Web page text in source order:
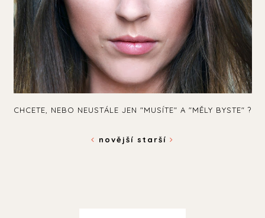
CHCETE, NEBO NEUSTÁLE JEN "MUSÍTE" A "MĚLY BYSTE" ?
novější starší